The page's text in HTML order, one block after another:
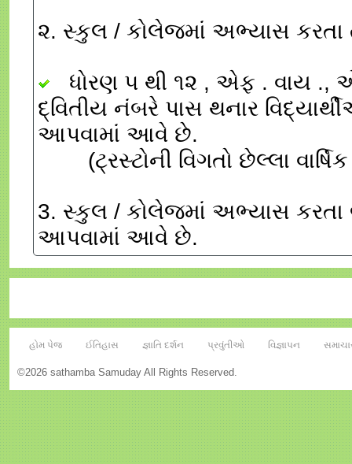
૨. સ્કુલ / કોલેજમાં અભ્યાસ કરતા
ધોરણ ૫ થી ૧૨ , એફ . વાય .,
દ્વિતીય નંબરે પાસ થનાર
આપવામાં આવે છે.
(ટ્રસ્ટોની વિગતો છેલ્લા
3. સ્કુલ / કોલેજમાં અભ્યાસ કરતા
આપવામાં આવે છે.
હોમ પેજ ઈતિહાસ જ્ઞાતિ દર્શન પ્રવુંતીઓ વિજ્ઞાપન
©2026 sathamba Samuday All Rights Reserved.